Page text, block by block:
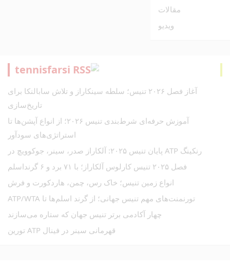
مقالات
ویدیو
tennisfarsi
آغاز فصل ۲۰۲۶ تنیس؛ سلطه سینکاراز و تلاش سابالنکا برای
تاریخ‌سازی
آموزش حرفه‌ای شرط‌بندی تنیس ۲۰۲۶؛ از انواع آپشن‌ها تا
استراتژی‌های سودآور
رنکینگ ATP پایان تنیس ۲۰۲۵: آلکاراز صدر، سینر، جوکوویچ در
فصل ۲۰۲۵ تنیس کارلوس آلکاراز؛ با ۷۱ برد و ۶ گرنداسلم
انواع زمین تنیس؛ خاک رس، چمن، هاردکورت و فرش
تورنمنت‌های مهم تنیس جهانی؛ از گرند اسلم‌ها تا ATP/WTA
چهار آکادمی برتر تنیس جهان که ستاره می‌سازند
قهرمانی سینر در فینال ATP تورین